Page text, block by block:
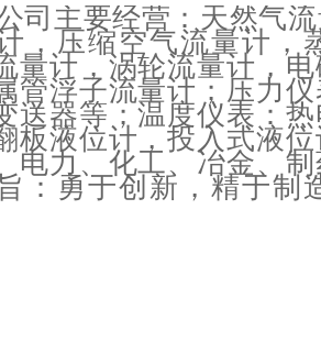
司主要经营：天然气
，压缩空气流量计，
量计，涡轮流量计，
管浮子流量计；压力
送器等；温度仪表：
板液位计，投入式液
电力、化工、冶金、
：勇于创新，精于制